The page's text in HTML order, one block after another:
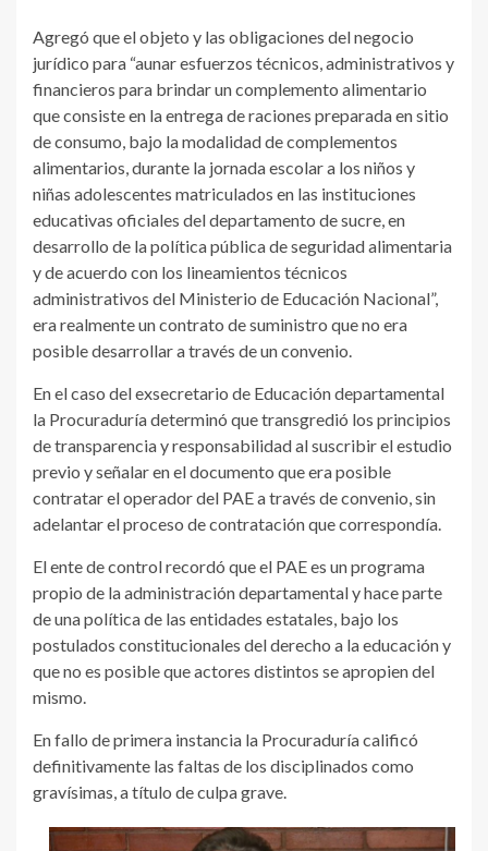
Agregó que el objeto y las obligaciones del negocio
jurídico para “aunar esfuerzos técnicos, administrativos y
financieros para brindar un complemento alimentario
que consiste en la entrega de raciones preparada en sitio
de consumo, bajo la modalidad de complementos
alimentarios, durante la jornada escolar a los niños y
niñas adolescentes matriculados en las instituciones
educativas oficiales del departamento de sucre, en
desarrollo de la política pública de seguridad alimentaria
y de acuerdo con los lineamientos técnicos
administrativos del Ministerio de Educación Nacional”,
era realmente un contrato de suministro que no era
posible desarrollar a través de un convenio.
En el caso del exsecretario de Educación departamental
la Procuraduría determinó que transgredió los principios
de transparencia y responsabilidad al suscribir el estudio
previo y señalar en el documento que era posible
contratar el operador del PAE a través de convenio, sin
adelantar el proceso de contratación que correspondía.
El ente de control recordó que el PAE es un programa
propio de la administración departamental y hace parte
de una política de las entidades estatales, bajo los
postulados constitucionales del derecho a la educación y
que no es posible que actores distintos se apropien del
mismo.
En fallo de primera instancia la Procuraduría calificó
definitivamente las faltas de los disciplinados como
gravísimas, a título de culpa grave.